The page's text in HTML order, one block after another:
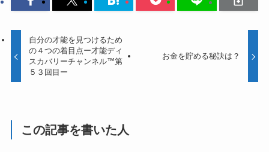
自分の才能を見つけるため
の４つの着目点ー才能ディ
スカバリーチャンネル™第
５３回目ー
お金を貯める秘訣は？
この記事を書いた人